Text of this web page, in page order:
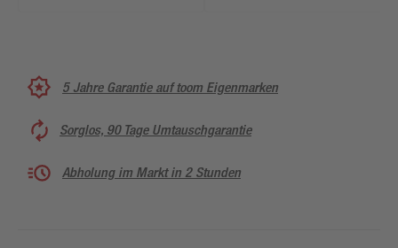
5 Jahre Garantie auf toom Eigenmarken
Sorglos, 90 Tage Umtauschgarantie
Abholung im Markt in 2 Stunden